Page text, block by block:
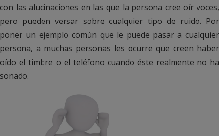
con las alucinaciones en las que la persona cree oír voces,
pero pueden versar sobre cualquier tipo de ruido. Por
poner un ejemplo común que le puede pasar a cualquier
persona, a muchas personas les ocurre que creen haber
oído el timbre o el teléfono cuando éste realmente no ha
sonado.